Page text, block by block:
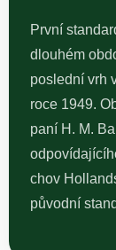
První
dlouhém
poslední vrh
roce 1949.
paní H. M.
chov
původní